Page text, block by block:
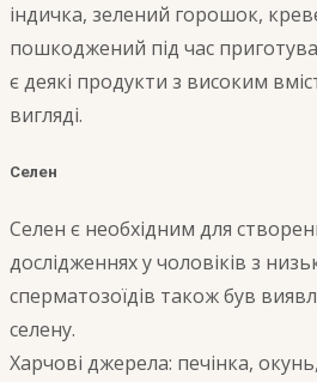
індичка, зелений горошок,
пошкоджений під час
є деякі продукти з високим
вигляді.
Селен
Селен є необхідним для
дослідженнях у чоловіків з
сперматозоїдів також був
селену.
Харчові джерела: печінка,